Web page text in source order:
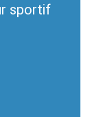
sportif